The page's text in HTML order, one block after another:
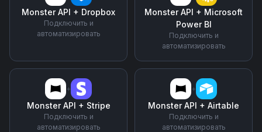
Monster API + Dropbox
Подключить и
автоматизировать
Monster API + Microsoft
Power BI
Подключить и
автоматизировать
+
Monster API + Stripe
Подключить и
автоматизировать
+
Monster API + Airtable
Подключить и
автоматизировать